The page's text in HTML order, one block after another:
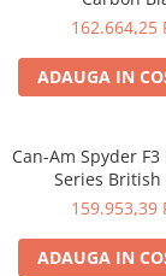
162.664,25
ADAUGA IN
Can-Am Spyder F3
Series British
159.953,39
ADAUGA IN